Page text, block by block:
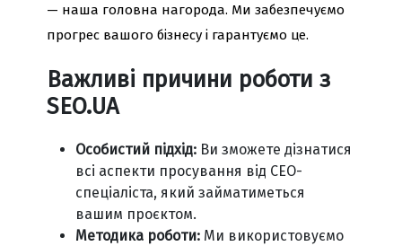
— наша головна нагорода. Ми забезпечуємо
прогрес вашого бізнесу і гарантуємо це.
Важливі причини роботи з
SEO.UA
Особистий підхід: Ви зможете дізнатися
всі аспекти просування від СЕО-
спеціаліста, який займатиметься
вашим проєктом.
Методика роботи: Ми використовуємо